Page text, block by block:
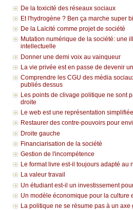
De la toxicité des réseaux sociaux
Et l'hydrogène ? Ben ça marche super
De la Laïcité comme projet de société
Mutation numérique de la société: une
intellectuelle
Donner une demi voix au vainqueur
La vie privée est en passe de devenir
Comprendre les CGU des média
publiés dessus
Les points de clivage politique ne sont
droite
Le web est une représentation
Restaurer des contre-pouvoirs pour
Droite gauche
Financiarisation de la société
Gestion de l'incompétence
Le format livre est-il toujours adapté au
La valeur travail
Un étudiant est-il un investissement
Un modèle économique pour la culture
La politique ne se résume pas à un axe